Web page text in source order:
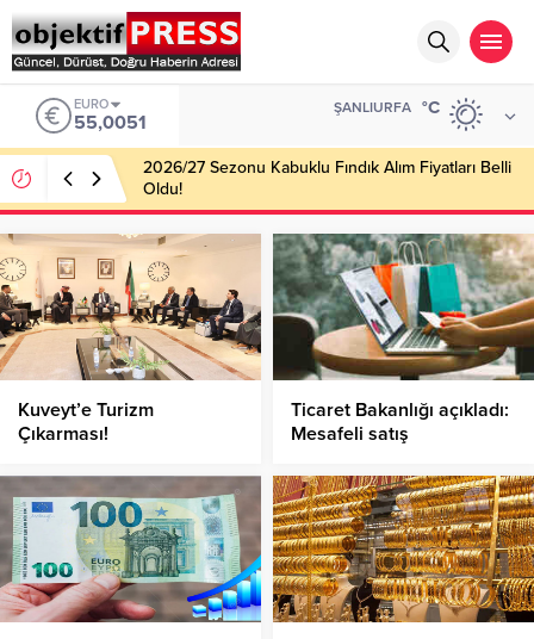
EURO
55,0051
ŞANLIURFA °C
2026/27 Sezonu Kabuklu Fındık Alım Fiyatları Belli
Oldu!
Kuveyt’e Turizm
Çıkarması!
Ticaret Bakanlığı açıkladı:
Mesafeli satış
68 bin TL ceza